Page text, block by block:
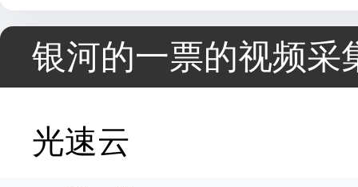
银河的一票的视频采
光速云